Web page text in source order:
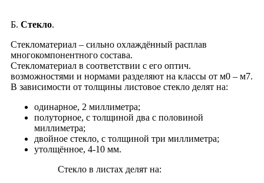
Б. Стекло.
Стекломатериал – сильно охлаждённый расплав
многокомпонентного состава.
Стекломатериал в соответствии с его оптич.
возможностями и нормами разделяют на классы от м0 – м7.
В зависимости от толщины листовое стекло делят на:
одинарное, 2 миллиметра;
полуторное, с толщиной два с половиной
миллиметра;
двойное стекло, с толщиной три миллиметра;
утолщённое, 4-10 мм.
Стекло в листах делят на: